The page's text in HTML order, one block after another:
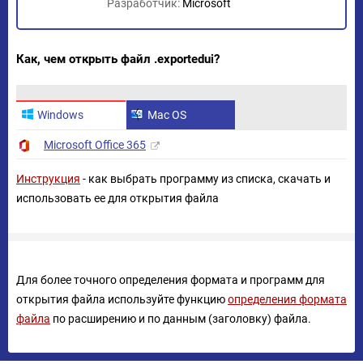
Разработчик: Microsoft
Как, чем открыть файл .exportedui?
Windows Mac OS
Microsoft Office 365
Инструкция - как выбрать программу из списка, скачать и
использовать ее для открытия файла
Для более точного определения формата и программ для
открытия файла используйте функциюопределения формата
файла по расширению и по данным (заголовку) файла.